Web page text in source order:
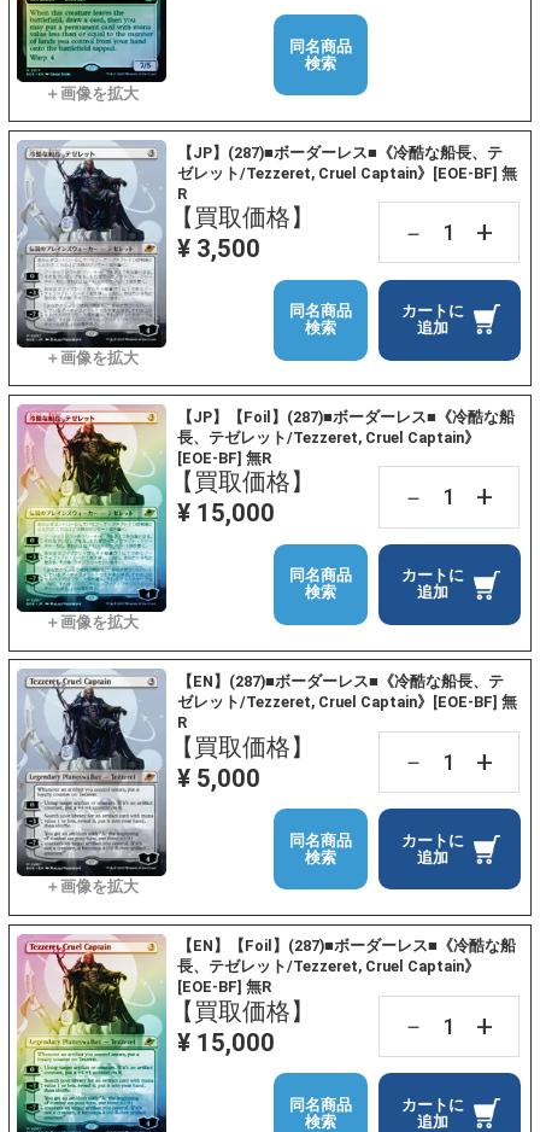
同名商品
検索
【JP】(287)■ボーダーレス■《冷酷な船長、テ
ゼレット/Tezzeret, Cruel Captain》[EOE-BF] 無
R
【買取価格】
¥ 3,500
－ +
カートに
追加
同名商品
検索
【JP】【Foil】(287)■ボーダーレス■《冷酷な船
長、テゼレット/Tezzeret, Cruel Captain》
[EOE-BF] 無R
【買取価格】
¥ 15,000
－ +
カートに
追加
同名商品
検索
【EN】(287)■ボーダーレス■《冷酷な船長、テ
ゼレット/Tezzeret, Cruel Captain》[EOE-BF] 無
R
【買取価格】
¥ 5,000
－ +
カートに
追加
同名商品
検索
【EN】【Foil】(287)■ボーダーレス■《冷酷な船
長、テゼレット/Tezzeret, Cruel Captain》
[EOE-BF] 無R
【買取価格】
¥ 15,000
－ +
カートに
追加
同名商品
検索